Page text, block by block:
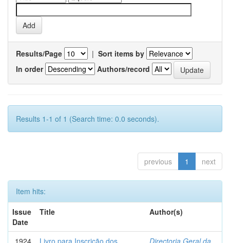
Results/Page | Sort items by
In order
Authors/record
Results 1-1 of 1 (Search time: 0.0 seconds).
previous 1 next
Item hits:
Issue
Date
Title Author(s)
1924
Livro para Inscrição dos
Directoria Geral da